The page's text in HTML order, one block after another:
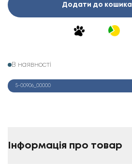
Додати до кошика
В наявності
5-00906_00000
Інформація про товар